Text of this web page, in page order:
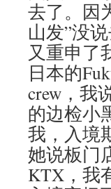
去了。因
山发”没
又重申了
日本的
crew，我
的边检小
我，入境
她说板门
KTX，我